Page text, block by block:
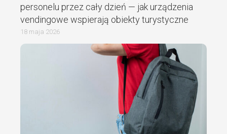
personelu przez cały dzień — jak urządzenia
vendingowe wspierają obiekty turystyczne
18 maja 2026